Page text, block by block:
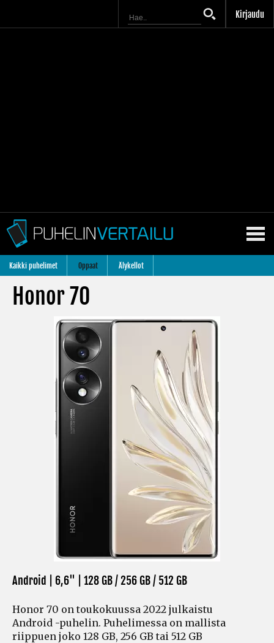
Kirjaudu
Kaikki puhelimet Oppaat Älykellot
Honor 70
Android | 6,6" | 128 GB / 256 GB / 512 GB
Honor 70 on toukokuussa 2022 julkaistu
Android -puhelin. Puhelimessa on mallista
riippuen joko 128 GB, 256 GB tai 512 GB